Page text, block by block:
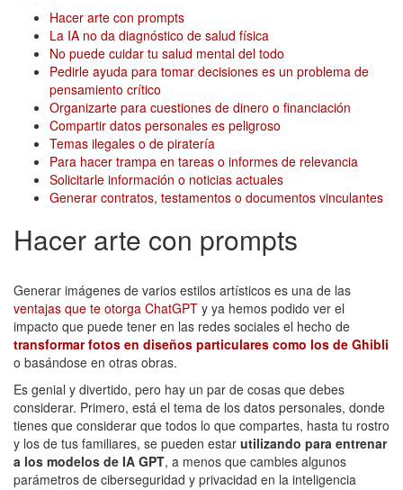
Hacer arte con prompts
La IA no da diagnóstico de salud física
No puede cuidar tu salud mental del todo
Pedirle ayuda para tomar decisiones es un problema de
pensamiento crítico
Organizarte para cuestiones de dinero o financiación
Compartir datos personales es peligroso
Temas ilegales o de piratería
Para hacer trampa en tareas o informes de relevancia
Solicitarle información o noticias actuales
Generar contratos, testamentos o documentos vinculantes
Hacer arte con prompts
Generar imágenes de varios estilos artísticos es una de las
ventajas que te otorga ChatGPT y ya hemos podido ver el
impacto que puede tener en las redes sociales el hecho de
transformar fotos en diseños particulares como los de Ghibli
o basándose en otras obras.
Es genial y divertido, pero hay un par de cosas que debes
considerar. Primero, está el tema de los datos personales, donde
tienes que considerar que todos lo que compartes, hasta tu rostro
y los de tus familiares, se pueden estar utilizando para entrenar
a los modelos de IA GPT, a menos que cambies algunos
parámetros de ciberseguridad y privacidad en la inteligencia